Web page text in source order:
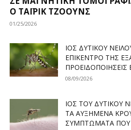
Ο ΤΑΪΡΊΚ ΤΖΌΟΥΝΣ
01/25/2026
ΙΌΣ ΔΥΤΙΚΟΎ
ΕΠΊΚΕΝΤΡΟ ΤΗΣ
ΠΡΟΕΙΔΟΠΟΙΉΣΕΙΣ
08/09/2026
ΙΌΣ ΤΟΥ ΔΥΤΙΚΟΎ
ΤΑ ΑΥΞΗΜΈΝΑ
ΣΥΜΠΤΏΜΑΤΑ ΠΟΥ